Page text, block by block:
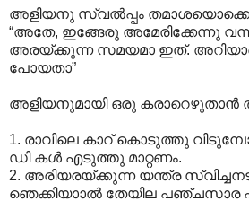
അളിയനു സ്വൽപ്പം
“അതേ, ഇങ്ങേരു അമേരിക്കേന്നു
അരയ്ക്കുന്ന സമയമാ ഇത്.
പോയതാ”
അളിയനുമായി ഒരു കരാറെഴുതാൻ
1. രാവിലെ കാറ് കൊടുത്തു
ഡി കൾ എടുത്തു മാറ്റണം.
2. അരിയരയ്ക്കുന്ന യന്ത്ര
ഞെക്കിയാാൽ തേയില